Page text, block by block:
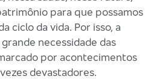
para que possamos
ciclo da vida. Por isso, a
necessidade das
por acontecimentos
devastadores.